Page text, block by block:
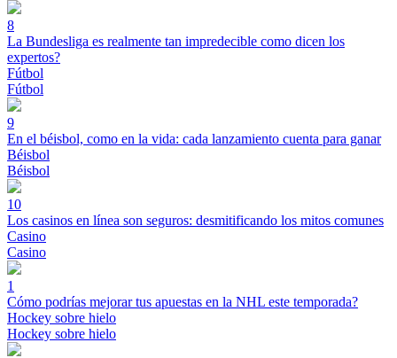
8
La Bundesliga es realmente tan impredecible como dicen los
expertos?
Fútbol
Fútbol
9
En el béisbol, como en la vida: cada lanzamiento cuenta para ganar
Béisbol
Béisbol
10
Los casinos en línea son seguros: desmitificando los mitos comunes
Casino
Casino
1
Cómo podrías mejorar tus apuestas en la NHL este temporada?
Hockey sobre hielo
Hockey sobre hielo